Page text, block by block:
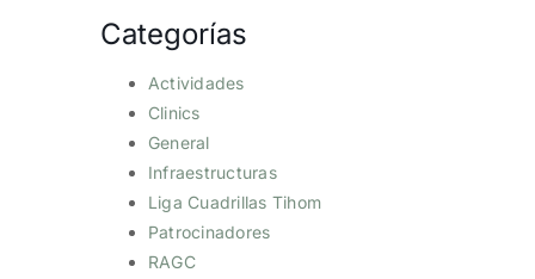
Categorías
Actividades
Clinics
General
Infraestructuras
Liga Cuadrillas Tihom
Patrocinadores
RAGC